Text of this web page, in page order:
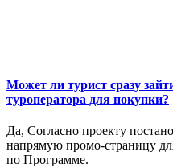
Может ли турист сразу
туроператора для покупки?
Да, Согласно проекту
напрямую промо-страницу
по Программе.